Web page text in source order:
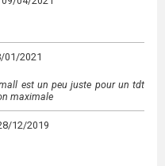
01/2021
est un peu juste pour un tdt
maximale
12/2019